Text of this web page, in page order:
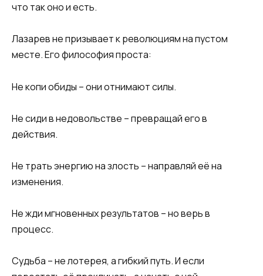
что так оно и есть.
Лазарев не призывает к революциям на пустом
месте. Его философия проста:
Не копи обиды – они отнимают силы.
Не сиди в недовольстве – превращай его в
действия.
Не трать энергию на злость – направляй её на
изменения.
Не жди мгновенных результатов – но верь в
процесс.
Судьба – не лотерея, а гибкий путь. И если